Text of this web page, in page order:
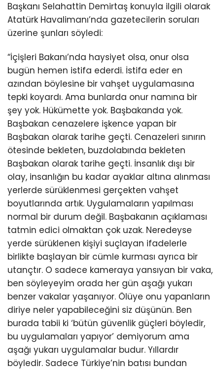
Başkanı Selahattin Demirtaş konuyla ilgili olarak
Atatürk Havalimanı’nda gazetecilerin soruları
üzerine şunları söyledi:
“İçişleri Bakanı’nda haysiyet olsa, onur olsa
bugün hemen istifa ederdi. İstifa eder en
azından böylesine bir vahşet uygulamasına
tepki koyardı. Ama bunlarda onur namına bir
şey yok. Hükümette yok. Başbakanda yok.
Başbakan cenazelere işkence yapan bir
Başbakan olarak tarihe geçti. Cenazeleri sınırın
ötesinde bekleten, buzdolabında bekleten
Başbakan olarak tarihe geçti. İnsanlık dışı bir
olay, insanlığın bu kadar ayaklar altına alınması
yerlerde sürüklenmesi gerçekten vahşet
boyutlarında artık. Uygulamaların yapılması
normal bir durum değil. Başbakanın açıklaması
tatmin edici olmaktan çok uzak. Neredeyse
yerde sürüklenen kişiyi suçlayan ifadelerle
birlikte başlayan bir cümle kurması ayrıca bir
utançtır. O sadece kameraya yansıyan bir vaka,
ben söyleyeyim orada her gün aşağı yukarı
benzer vakalar yaşanıyor. Ölüye onu yapanların
diriye neler yapabileceğini siz düşünün. Ben
burada tabii ki ‘bütün güvenlik güçleri böyledir,
bu uygulamaları yapıyor’ demiyorum ama
aşağı yukarı uygulamalar budur. Yıllardır
böyledir. Sadece Türkiye’nin batısı bundan